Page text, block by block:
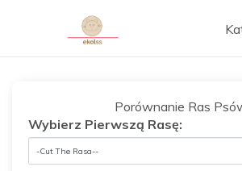
Porównanie Ras
Wybierz Pierwszą Rasę: